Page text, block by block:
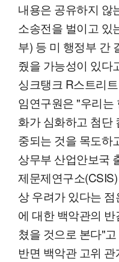
내용은 공유하지 않
소송전을 벌이고 있
부) 등 미 행정부 간
줬을 가능성이 있다
싱크탱크 R스트리
임연구원은 "우리는
화가 심화하고 첨단
중되는 것을 목도하
상무부 산업안보국
제문제연구소
상 우려가 있다는
에 대한 백악관의
쳤을 것으로 본다"
반면 백악관 고위